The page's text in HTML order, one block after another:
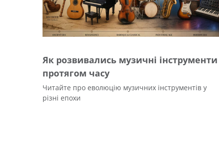
Як розвивались музичні інструменти
протягом часу
Читайте про еволюцію музичних інструментів у
різні епохи